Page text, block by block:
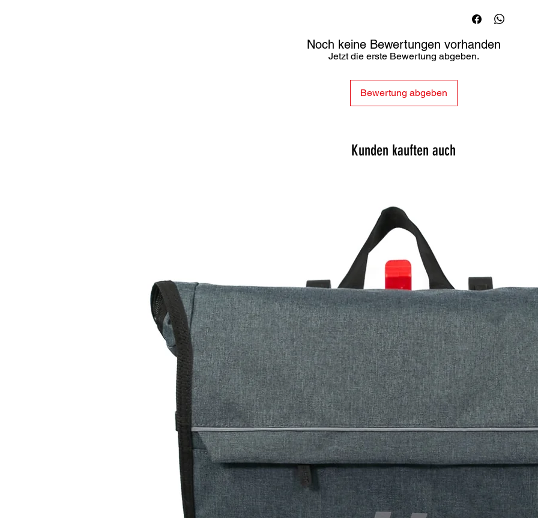
Noch keine Bewertungen vorhanden
Jetzt die erste Bewertung abgeben.
Bewertung abgeben
Kunden kauften auch